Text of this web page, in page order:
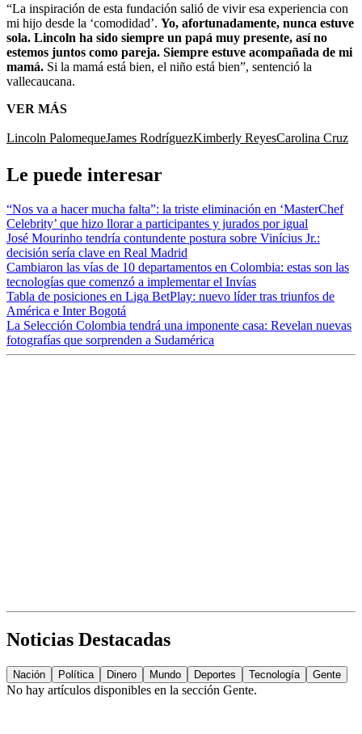
“La inspiración de esta fundación salió de vivir esa experiencia con
mi hijo desde la ‘comodidad’. Yo, afortunadamente, nunca estuve
sola. Lincoln ha sido siempre un papá muy presente, así no
estemos juntos como pareja. Siempre estuve acompañada de mi
mamá. Si la mamá está bien, el niño está bien”, sentenció la
vallecaucana.
VER MÁS
Lincoln PalomequeJames RodríguezKimberly ReyesCarolina Cruz
Le puede interesar
“Nos va a hacer mucha falta”: la triste eliminación en ‘MasterChef
Celebrity’ que hizo llorar a participantes y jurados por igual
José Mourinho tendría contundente postura sobre Vinícius Jr.:
decisión sería clave en Real Madrid
Cambiaron las vías de 10 departamentos en Colombia: estas son las
tecnologías que comenzó a implementar el Invías
Tabla de posiciones en Liga BetPlay: nuevo líder tras triunfos de
América e Inter Bogotá
La Selección Colombia tendrá una imponente casa: Revelan nuevas
fotografías que sorprenden a Sudamérica
Noticias Destacadas
Nación Política Dinero Mundo Deportes Tecnología Gente
No hay artículos disponibles en la sección Gente.